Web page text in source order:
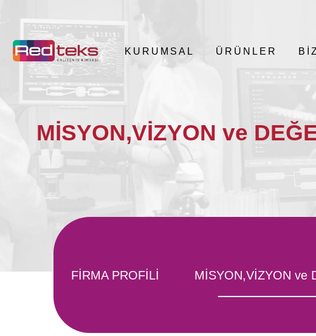
KURUMSAL ÜRÜNLER
MİSYON,VİZYON ve
FİRMA PROFİLİ MİSYON,VİZYON ve